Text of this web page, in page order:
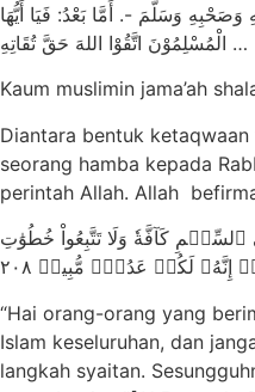
وَسَلَّمَ -. أَمَّا بَعْدُ: فَيَا أَيُّهَا
الْمُسْلِمُوْنَ اتَّقُوْا اللهَ حَقَّ تُقَاتِهِ …
Kaum muslimin jama’ah
Diantara bentuk
seorang hamba kepada
perintah Allah. Allah
ٱلسِّلۡمِ كَآفَّةٗ وَلَا تَتَّبِعُواْ خُطُوَٰتِ
لَكُمۡ عَدُوّٞ مُّبِينٞ ٢٠٨
“Hai orang-orang yang
Islam keseluruhan, dan
langkah syaitan.